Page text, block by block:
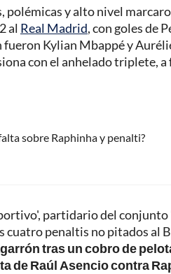
polémicas y alto nivel
al Real Madrid, con goles de
Kylian Mbappé y
con el anhelado triplete, a
sobre Raphinha y penalti?
partidario del conjunto
penaltis no pitados al
tras un cobro de
de Raúl Asencio contra